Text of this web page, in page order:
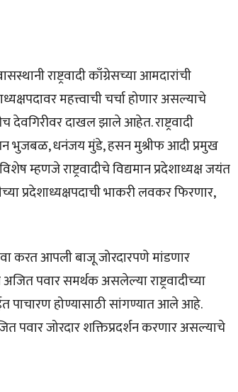
राष्ट्रवादी काँग्रेसच्या आमदारांची
महत्त्वाची चर्चा होणार असल्याचे
दाखल झाले आहेत. राष्ट्रवादी
भुजबळ, धनंजय मुंडे, हसन मुश्रीफ आदी प्रमुख
राष्ट्रवादीचे विद्यमान प्रदेशाध्यक्ष जयंत
प्रदेशाध्यक्षपदाची भाकरी लवकर फिरणार,
करत आपली बाजू जोरदारपणे मांडणार
पवार समर्थक असलेल्या राष्ट्रवादीच्या
पाचारण होण्यासाठी सांगण्यात आले आहे.
पवार जोरदार शक्तिप्रदर्शन करणार असल्याचे